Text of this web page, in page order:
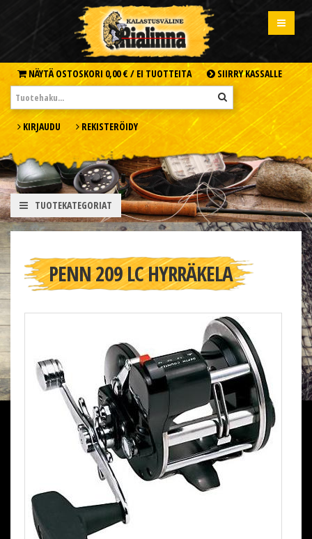
NÄYTÄ OSTOSKORI 0,00 € / EI TUOTTEITA SIIRRY KASSALLE
KIRJAUDU REKISTERÖIDY
TUOTEKATEGORIAT
PENN 209 LC HYRRÄKELA